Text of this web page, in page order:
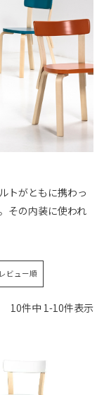
トがともに携わっ
その内装に使われ
レビュー順
10件中 1-10件表示